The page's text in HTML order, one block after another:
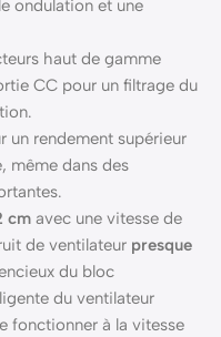
ondulation et une
haut de gamme
CC pour un filtrage du
rendement supérieur
même dans des
cm avec une vitesse de
de ventilateur presque
du bloc
du ventilateur
fonctionner à la vitesse